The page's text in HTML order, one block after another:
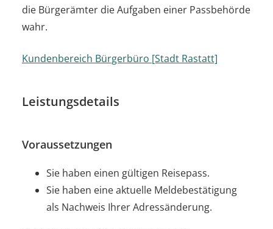
die Bürgerämter die Aufgaben einer Passbehörde
wahr.
Kundenbereich Bürgerbüro [Stadt Rastatt]
Leistungsdetails
Voraussetzungen
Sie haben einen gültigen Reisepass.
Sie haben eine aktuelle Meldebestätigung
als Nachweis Ihrer Adressänderung.